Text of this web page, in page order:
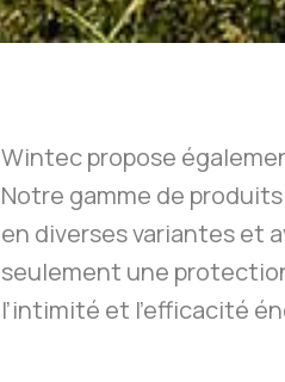
Wintec propose
Notre gamme de
en diverses variantes et
seulement une
l’intimité et l’efficacité